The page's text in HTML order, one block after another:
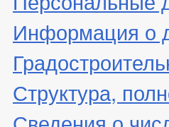
Информация о
Структура,